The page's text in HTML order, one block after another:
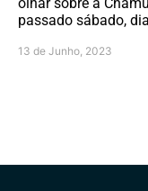
passado sábado,
13 de Junho, 2023